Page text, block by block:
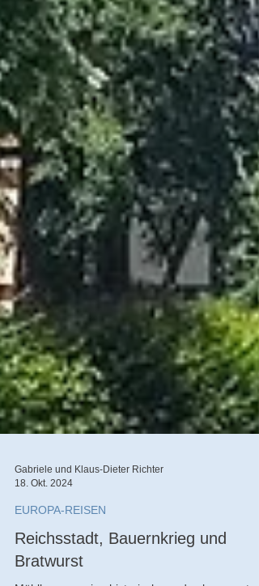
18. Okt. 2024
EUROPA-REISEN
Reichsstadt, Bauernkrieg und